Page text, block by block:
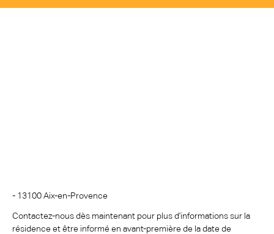
- 13100 Aix-en-Provence
Contactez-nous dès maintenant pour plus d'informations sur la
résidence et être informé en avant-première de la date de